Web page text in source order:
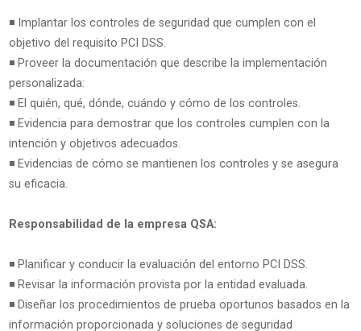
◾ Implantar los controles de seguridad que cumplen con el
objetivo del requisito PCI DSS.
◾ Proveer la documentación que describe la implementación
personalizada:
◾ El quién, qué, dónde, cuándo y cómo de los controles.
◾ Evidencia para demostrar que los controles cumplen con la
intención y objetivos adecuados.
◾ Evidencias de cómo se mantienen los controles y se asegura
su eficacia.
Responsabilidad de la empresa QSA:
◾ Planificar y conducir la evaluación del entorno PCI DSS.
◾ Revisar la información provista por la entidad evaluada.
◾ Diseñar los procedimientos de prueba oportunos basados en la
información proporcionada y soluciones de seguridad